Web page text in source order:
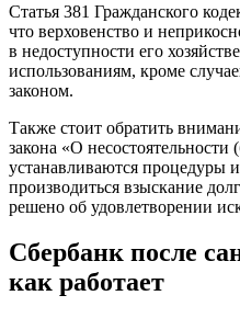
Статья 381 Гражданского
что верховенство и
в недоступности его
использованиям, кроме
законом.
Также стоит обратить
закона «О несостоятельности
устанавливаются процедуры
производиться взыскание
решено об удовлетворении
Сбербанк после
как работает